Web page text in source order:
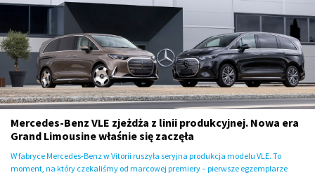
Mercedes-Benz VLE zjeżdża z linii produkcyjnej. Nowa era
Grand Limousine właśnie się zaczęła
W fabryce Mercedes-Benz w Vitorii ruszyła seryjna produkcja modelu VLE. To
moment, na który czekaliśmy od marcowej premiery – pierwsze egzemplarze